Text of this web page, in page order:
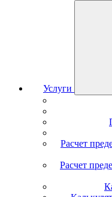
Услуги
Расчет
Расчет